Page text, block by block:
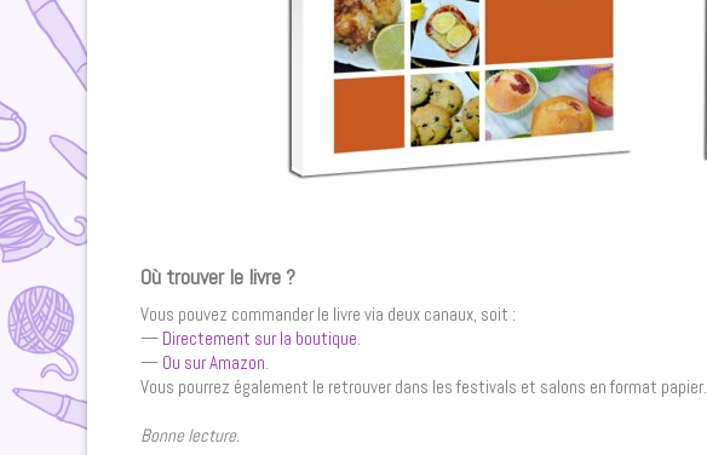
Où trouver le livre ?
Vous pouvez commander le livre via deux canaux, soit :
— Directement sur la boutique.
— Ou sur Amazon.
Vous pourrez également le retrouver dans les festivals et salons en format papier.
Bonne lecture.